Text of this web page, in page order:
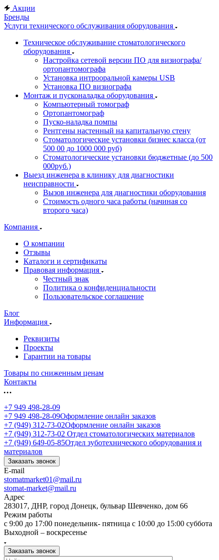
Акции
Бренды
Услуги технического обслуживания оборудования
Техническое обслуживание стоматологического
оборудования
Настройка сетевой версии ПО для визиографа/
ортопантомографа
Установка интрооральной камеры USB
Установка ПО визиографа
Монтаж и пусконаладка оборудования
Компьютерный томограф
Ортопантомограф
Пуско-наладка помпы
Рентгены настенный на капитальную стену
Стоматологические установки бизнес класса (от
500 00 до 1000 000 руб)
Стоматологические установки бюджетные (до 500
000руб.)
Выезд инженера в клинику для диагностики
неисправности
Вызов инженера для диагностики оборудования
Стоимость одного часа работы (начиная со
второго часа)
Компания
О компании
Отзывы
Каталоги и сертификаты
Правовая информация
Честный знак
Политика о конфиденциальности
Пользовательское соглашение
Блог
Информация
Реквизиты
Проекты
Гарантии на товары
Товары по сниженным ценам
Контакты
+7 949 498-28-09
+7 949 498-28-09Оформление онлайн заказов
+7 (949) 312-73-02Оформление онлайн заказов
+7 (949) 312-73-02 Отдел стоматологических материалов
+7 (949) 649-05-85Отдел зуботехнического оборудования и
материалов
Заказать звонок
E-mail
stomatmarket01@mail.ru
stomat-market@mail.ru
Адрес
283017, ДНР, город Донецк, бульвар Шевченко, дом 66
Режим работы
с 9:00 до 17:00 понедельник- пятница с 10:00 до 15:00 суббота
Выходной – воскресенье
Заказать звонок